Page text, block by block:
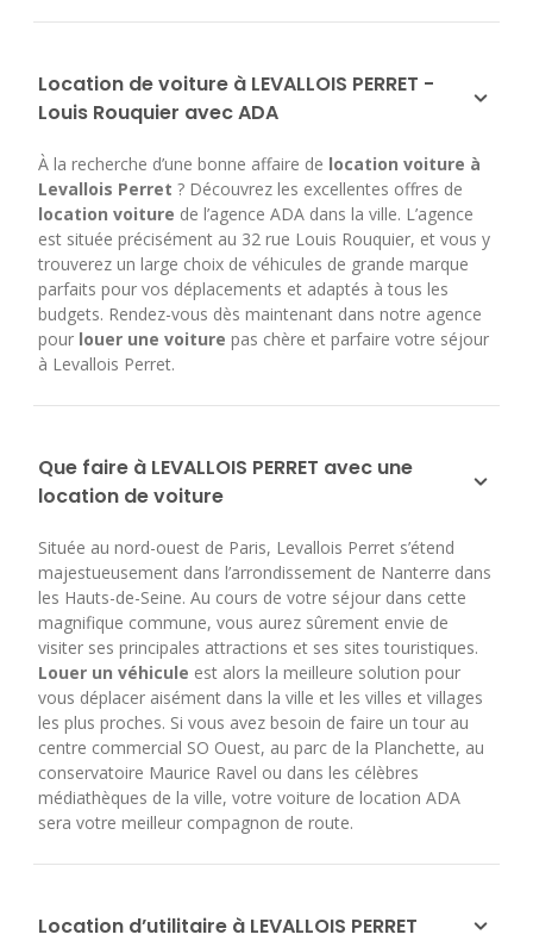
Location de voiture à LEVALLOIS PERRET -
Louis Rouquier avec ADA
À la recherche d’une bonne affaire de location voiture à
Levallois Perret ? Découvrez les excellentes offres de
location voiture de l’agence ADA dans la ville. L’agence
est située précisément au 32 rue Louis Rouquier, et vous y
trouverez un large choix de véhicules de grande marque
parfaits pour vos déplacements et adaptés à tous les
budgets. Rendez-vous dès maintenant dans notre agence
pour louer une voiture pas chère et parfaire votre séjour
à Levallois Perret.
Que faire à LEVALLOIS PERRET avec une
location de voiture
Située au nord-ouest de Paris, Levallois Perret s’étend
majestueusement dans l’arrondissement de Nanterre dans
les Hauts-de-Seine. Au cours de votre séjour dans cette
magnifique commune, vous aurez sûrement envie de
visiter ses principales attractions et ses sites touristiques.
Louer un véhicule est alors la meilleure solution pour
vous déplacer aisément dans la ville et les villes et villages
les plus proches. Si vous avez besoin de faire un tour au
centre commercial SO Ouest, au parc de la Planchette, au
conservatoire Maurice Ravel ou dans les célèbres
médiathèques de la ville, votre voiture de location ADA
sera votre meilleur compagnon de route.
Location d’utilitaire à LEVALLOIS PERRET